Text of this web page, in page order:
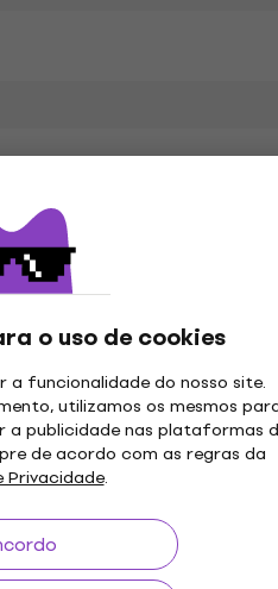
o uso de cookies
funcionalidade do nosso site.
utilizamos os mesmos
publicidade nas plataformas
de acordo com as regras da
Privacidade.
Largura interior (mm)